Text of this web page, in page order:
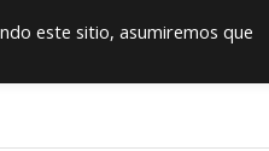
este sitio, asumiremos que